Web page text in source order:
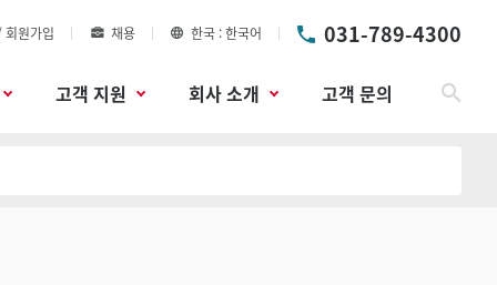
회원가입 채용 한국 한국어 031-789-4300
고객 지원 회사 소개 고객 문의